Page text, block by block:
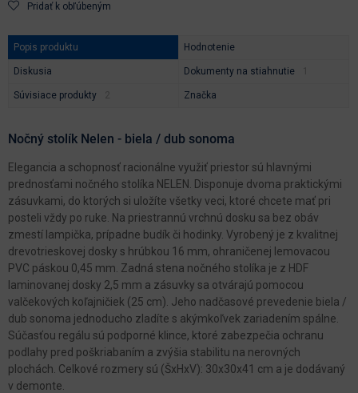
Pridať k obľúbeným
Popis produktu Hodnotenie
Diskusia Dokumenty na stiahnutie
Súvisiace produkty Značka
Nočný stolík Nelen - biela / dub sonoma
Elegancia a schopnosť racionálne využiť priestor sú hlavnými
prednosťami nočného stolíka NELEN. Disponuje dvoma praktickými
zásuvkami, do ktorých si uložíte všetky veci, ktoré chcete mať pri
posteli vždy po ruke. Na priestrannú vrchnú dosku sa bez obáv
zmestí lampička, prípadne budík či hodinky. Vyrobený je z kvalitnej
drevotrieskovej dosky s hrúbkou 16 mm, ohraničenej lemovacou
PVC páskou 0,45 mm. Zadná stena nočného stolíka je z HDF
laminovanej dosky 2,5 mm a zásuvky sa otvárajú pomocou
valčekových koľajničiek (25 cm). Jeho nadčasové prevedenie biela /
dub sonoma jednoducho zladíte s akýmkoľvek zariadením spálne.
Súčasťou regálu sú podporné klince, ktoré zabezpečia ochranu
podlahy pred poškriabaním a zvýšia stabilitu na nerovných
plochách. Celkové rozmery sú (ŠxHxV): 30x30x41 cm a je dodávaný
v demonte.